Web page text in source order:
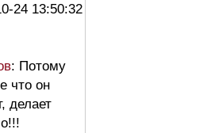
24 13:50:32
: Потому
что он
делает